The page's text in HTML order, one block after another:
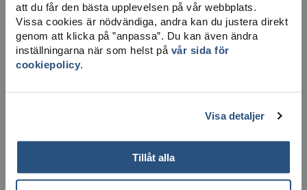
att du får den bästa upplevelsen på vår webbplats.
Vissa cookies är nödvändiga, andra kan du justera direkt
genom att klicka på ”anpassa”. Du kan även ändra
inställningarna när som helst på vår sida för
cookiepolicy
Visa detaljer
Tillåt alla
Allt är inte öppet året runt, men öns välsorterade ICA-butik
erbjuder både pizzeria och café såväl sommar som vinter.
Det smakar gott efter en vandring på ön med dramatisk
trappklättring i Dynes ravin och hisnande vyer mot Pater
LÄS MER